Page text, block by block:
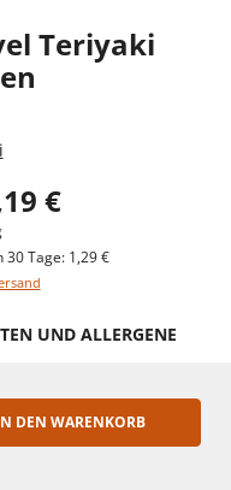
Teriyaki
€
Tage: 1,29 €
UND ALLERGENE
DEN WARENKORB